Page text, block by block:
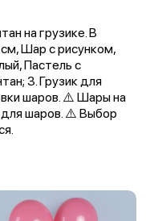
на грузике. В
Шар с рисунком,
Пастель с
3. Грузик для
шаров. ⚠️ Шары на
для шаров. ⚠️ Выбор